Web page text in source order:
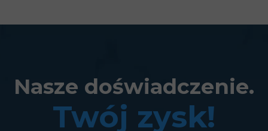
Nasze doświadczenie.
Twój zysk!